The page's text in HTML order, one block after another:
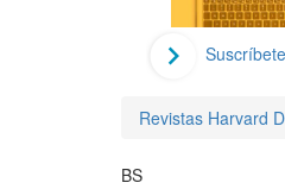
Revistas Harvard
BS